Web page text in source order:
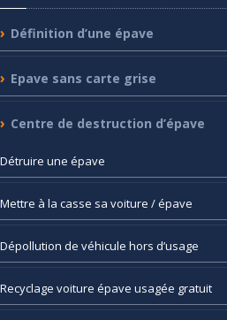
Définition d’une épave
Epave sans carte grise
Centre de destruction d’épave
Détruire une épave
Mettre à la casse sa voiture / épave
Dépollution de véhicule hors d’usage
Recyclage voiture épave usagée gratuit